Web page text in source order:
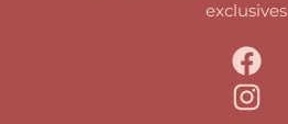
exclusives